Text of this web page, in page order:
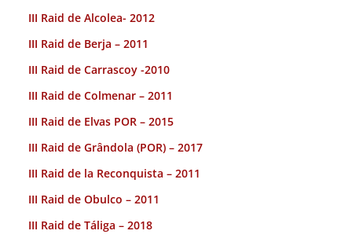
III Raid de Alcolea- 2012
III Raid de Berja – 2011
III Raid de Carrascoy -2010
III Raid de Colmenar – 2011
III Raid de Elvas POR – 2015
III Raid de Grândola (POR) – 2017
III Raid de la Reconquista – 2011
III Raid de Obulco – 2011
III Raid de Táliga – 2018